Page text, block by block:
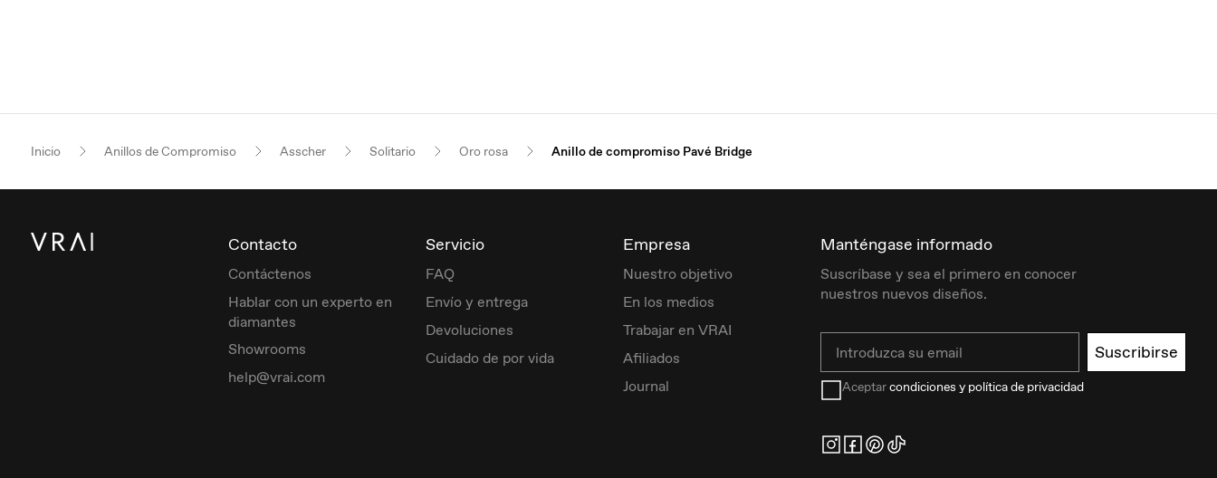
Inicio Anillos de Compromiso Asscher Solitario Oro rosa Anillo de compromiso Pavé Bridge
Contacto
Contáctenos
Hablar con un experto en
diamantes
Showrooms
help@vrai.com
Servicio
FAQ
Envío y entrega
Devoluciones
Cuidado de por vida
Empresa
Nuestro objetivo
En los medios
Trabajar en VRAI
Afiliados
Journal
Manténgase informado
Suscríbase y sea el primero en conocer
nuestros nuevos diseños.
Suscribirse
Aceptarcondiciones y política de privacidad